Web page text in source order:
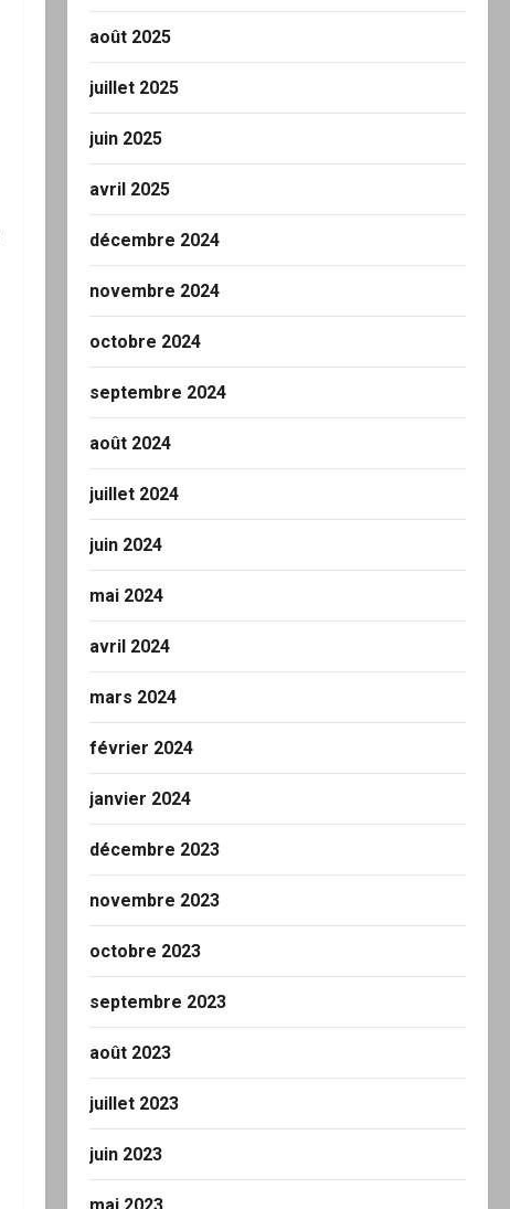
août 2025
juillet 2025
juin 2025
avril 2025
décembre 2024
novembre 2024
octobre 2024
septembre 2024
août 2024
juillet 2024
juin 2024
mai 2024
avril 2024
mars 2024
février 2024
janvier 2024
décembre 2023
novembre 2023
octobre 2023
septembre 2023
août 2023
juillet 2023
juin 2023